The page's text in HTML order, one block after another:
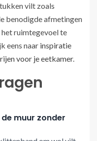
vilt zoals
benodigde afmetingen
het ruimtegevoel te
eens naar inspiratie
voor je eetkamer.
muur zonder